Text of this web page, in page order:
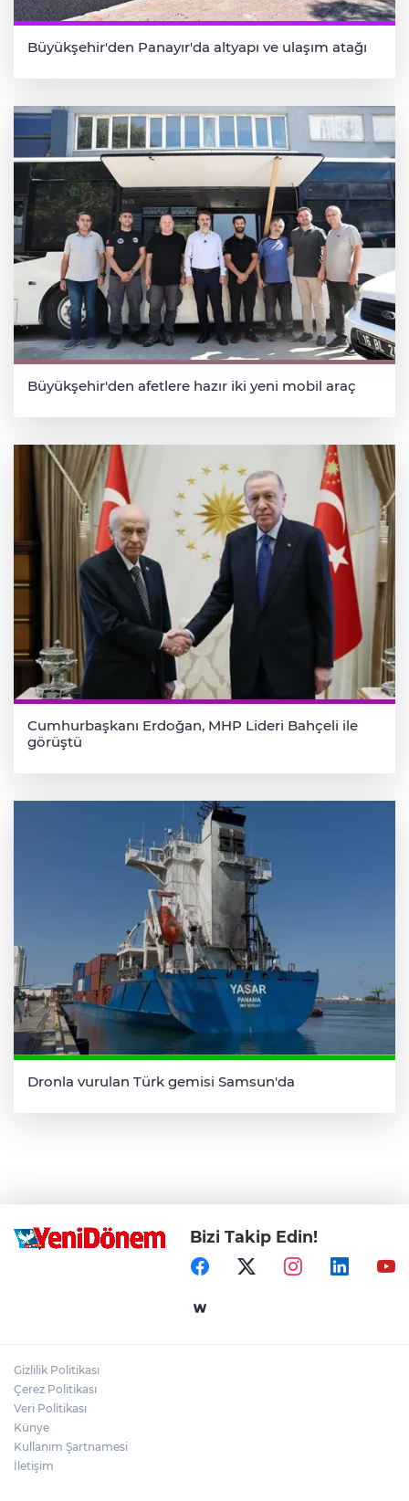
Büyükşehir'den Panayır'da altyapı ve ulaşım atağı
Büyükşehir'den afetlere hazır iki yeni mobil araç
Cumhurbaşkanı Erdoğan, MHP Lideri Bahçeli ile
görüştü
Dronla vurulan Türk gemisi Samsun'da
Bizi Takip Edin!
Gizlilik Politikası
Çerez Politikası
Veri Politikası
Künye
Kullanım Şartnamesi
İletişim